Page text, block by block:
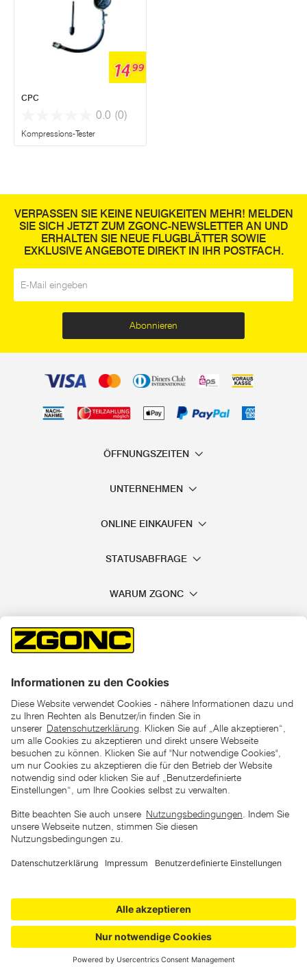
1499
CPC
0.0 (0)
Kompressions-Tester
VERPASSEN SIE KEINE NEUIGKEITEN MEHR! MELDEN
SIE SICH JETZT ZUM ZGONC-NEWSLETTER AN UND
ERHALTEN SIE NEUE FLUGBLÄTTER SOWIE
EXKLUSIVE ANGEBOTE DIREKT IN IHR POSTFACH.
Abonnieren
ÖFFNUNGSZEITEN
UNTERNEHMEN
ONLINE EINKAUFEN
STATUSABFRAGE
WARUM ZGONC
*der "statt"-Preis ist der niedrigste von uns in den letzten 30
Tagen vor Beginn dieser Aktion verlangte Preis
unter den UVP Preisen auf dieser Website sind die
zu verstehen
Copyright © 2026 ZGONC. Alle Rechte vorbehalten.